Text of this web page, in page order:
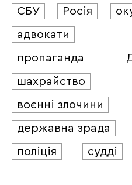
СБУ
Росія
адвокати
пропаганда
шахрайство
воєнні злочини
державна зрада
поліція
судді